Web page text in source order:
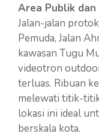
Area Publik
Jalan-jalan
Pemuda, Jalan
kawasan Tugu
videotron
terluas. Ribuan
melewati titik-
lokasi ini ideal
berskala kota.